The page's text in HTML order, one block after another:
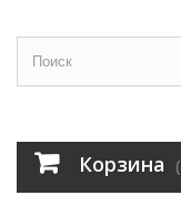
Корзина